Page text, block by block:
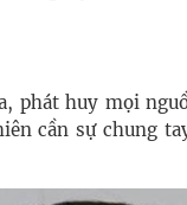
phát huy mọi
cần sự chung